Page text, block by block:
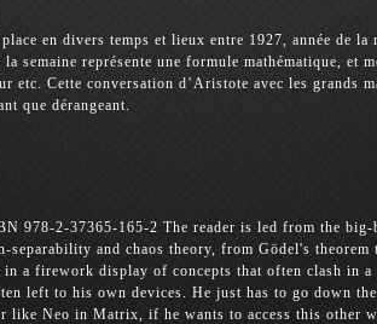
en divers temps et lieux entre 1927, année de
la semaine représente une formule mathématique, et
etc. Cette conversation d’Aristote avec les grands
que dérangeant.
978-2-37365-165-2 The reader is led from the
separability and chaos theory, from Gödel's
in a firework display of concepts that often clash in
left to his own devices. He just has to go down
like Neo in Matrix, if he wants to access this other